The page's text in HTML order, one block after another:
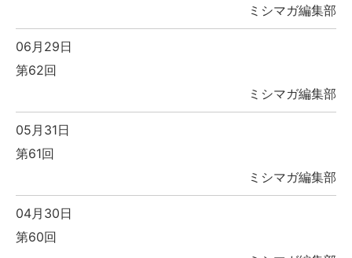
ミシマガ編集部
06月29日
第62回
ミシマガ編集部
05月31日
第61回
ミシマガ編集部
04月30日
第60回